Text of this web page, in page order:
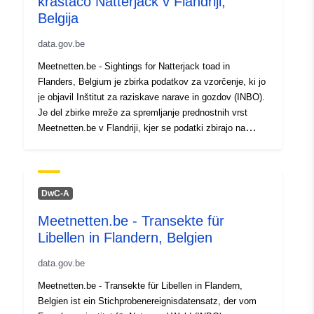
Prostorski:
Polygon
Identifikatorji:
https://www.gbif.org/dataset/
8d2f-4b2b-b14b-704f2ca61165
Pravice za
dostop:
public
Belgija
data.gov.be
Meetnetten.be - Sightings for Natterjack toad in
Flanders, Belgium je zbirka podatkov za vzorčenje, ki jo
je objavil Inštitut za raziskave narave in gozdov (INBO).
Je del zbirke mreže za spremljanje prednostnih vrst
Meetnetten.be v Flandriji, kjer se podatki zbirajo na
število mest za eno prednostno vrsto (Epidalea
calamita) in druge dvoživke, opažene med vzorčenjem.
za vsak dogodek vzorčenja vključuje identifikator
dogodka, datum, lokacijo in protokol vzorčenja (v jedru
število registriranih posameznikov, vedenje, spol, status
(sedanji/odsotni) in znanstveno ime (v razširitvi
dogodka). Težave z naborom podatkov se lahko
DwC-A
Meetnetten.be - Transekte für
Libellen in Flandern, Belgien
data.gov.be
Meetnetten.be - Transekte für Libellen in Flandern,
Belgien ist ein Stichprobenereignisdatensatz, der vom